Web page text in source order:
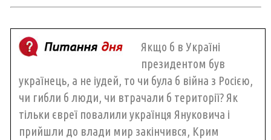
Якщо б в Україні
президентом був
українець, а не іудей, то чи була б війна з Росією,
чи гибли б люди, чи втрачали б території? Як
тільки євреї повалили українця Януковича і
прийшли до влади мир закінчився, Крим